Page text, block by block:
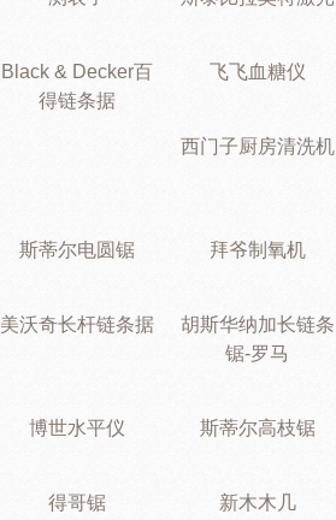
Black & Decker百
得链条据
飞飞血糖仪
西门子厨房清洗机
斯蒂尔电圆锯 拜爷制氧机
美沃奇长杆链条据
胡斯华纳加长链条
锯-罗马
博世水平仪 斯蒂尔高枝锯
得哥锯 新木木几